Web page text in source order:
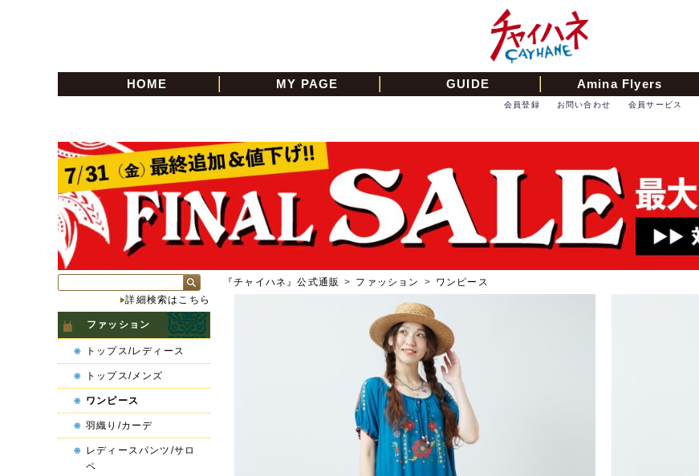
HOME MY PAGE GUIDE Amina Flyers
会員サービス
お問い合わせ
会員登録
『チャイハネ』公式通販 > ファッション > ワンピース
詳細検索はこちら
ファッション
トップス/レディース
トップス/メンズ
ワンピース
羽織り/カーデ
レディースパンツ/サロ
ペ